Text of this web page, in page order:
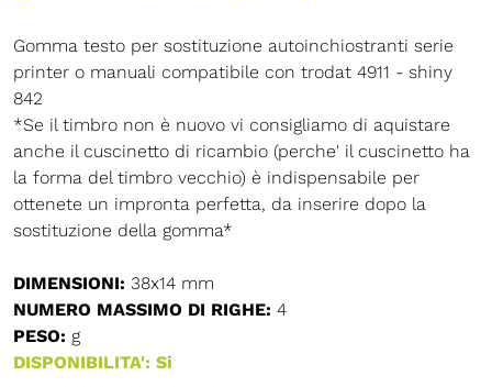
Gomma testo per sostituzione autoinchiostranti serie
printer o manuali compatibile con trodat 4911 - shiny
842
*Se il timbro non è nuovo vi consigliamo di aquistare
anche il cuscinetto di ricambio (perche' il cuscinetto ha
la forma del timbro vecchio) è indispensabile per
ottenete un impronta perfetta, da inserire dopo la
sostituzione della gomma*
DIMENSIONI: 38x14 mm
NUMERO MASSIMO DI RIGHE: 4
PESO: g
DISPONIBILITA': Si